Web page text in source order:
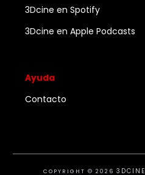
3Dcine en Spotify
3Dcine en Apple Podcasts
Ayuda
Contacto
COPYRIGHT © 2026 3DCINE